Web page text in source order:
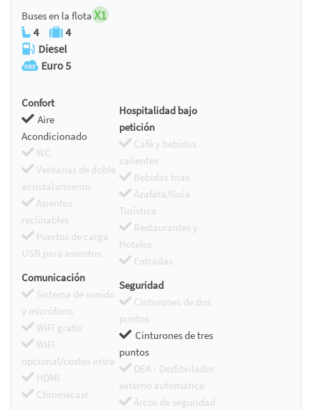
Buses en la flota X1
4
4
Diesel
Euro 5
Confort
Aire
Acondicionado
WC
Ventanas de doble
acristalamiento
Asientos
reclinables
Puertos de carga
USB para asientos
Hospitalidad bajo
petición
Café y bebidas
calientes
Bebidas frías
Azafata/Guía
Turística
Restaurantes y
Hoteles
Entradas
Comunicación
Sistema de sonido
y micrófono
WiFi gratis
WIFI
opcional/costes extra
HDMI
Chromecast
Seguridad
Cinturones de dos
puntos
Cinturones de tres
puntos
DEA - Desfibrilador
externo automático
Arcos de seguridad